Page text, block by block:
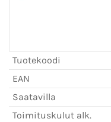
Tuotekoodi
EAN
Saatavilla
Toimituskulut alk.